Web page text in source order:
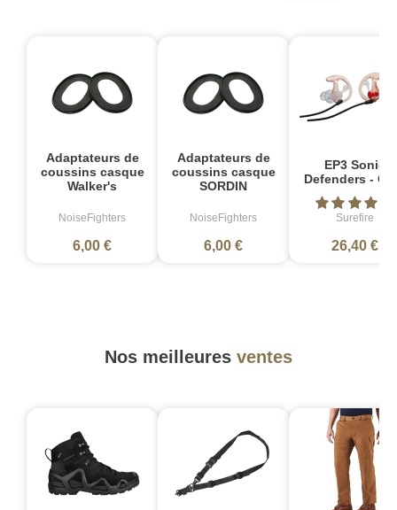
Adaptateurs de
coussins casque
Walker's
NoiseFighters
6,00 €
Adaptateurs de
coussins casque
SORDIN
NoiseFighters
6,00 €
EP3 Sonic
Defenders -
Surefire
26,40 €
Nos meilleures ventes